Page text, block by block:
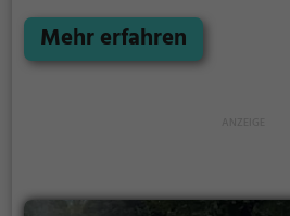
September ist der
Ausflugsziel. Egal ob für
Mehr erfahren